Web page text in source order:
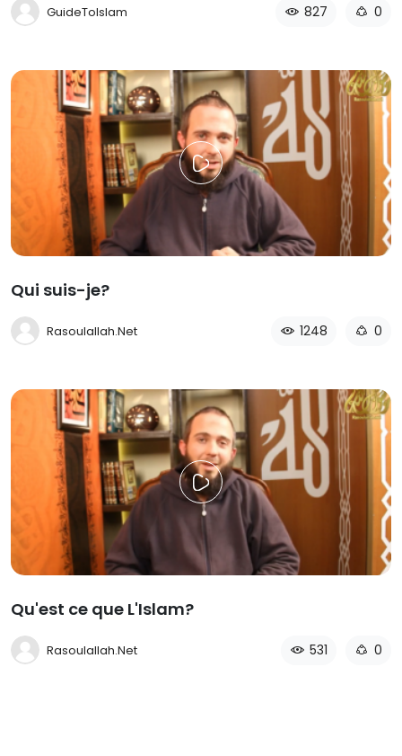
GuideToIslam 827 0
Qui suis-je?
Rasoulallah.net 1248 0
Qu'est ce que L'Islam?
Rasoulallah.net 531 0